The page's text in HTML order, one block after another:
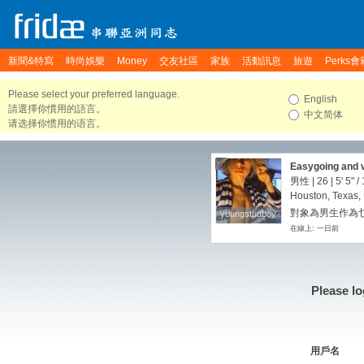
新聞&特寫 時尚娛樂 Money 交友社區 家族 活動訊息 旅遊 Perks會
Please select your preferred language.
請選擇你慣用的語言。
请选择你惯用的语言。
English
中文简体
youngstudboy
youngstudboy
Easygoing and
男性 | 26 | 5' 5" /
Houston,
對象為男生作為
在線上: 一日前
Please
用戶名